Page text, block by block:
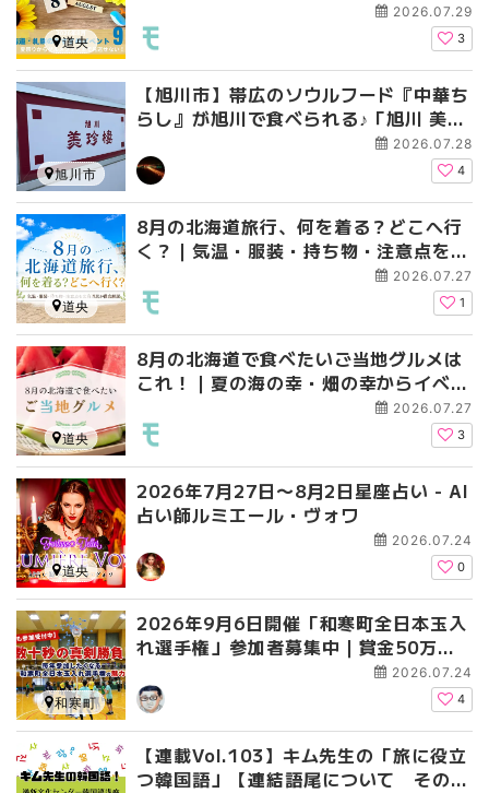
2026.07.29
3
道央
【旭川市】帯広のソウルフード『中華ち
らし』が旭川で食べられる♪「旭川 美珍
2026.07.28
4
旭川市
8月の北海道旅行、何を着る？どこへ行
く？｜気温・服装・持ち物・注意点を北
2026.07.27
1
道央
8月の北海道で食べたいご当地グルメは
これ！｜夏の海の幸・畑の幸からイベン
2026.07.27
3
道央
2026年7月27日〜8月2日星座占い - AI
占い師ルミエール・ヴォワ
2026.07.24
0
道央
2026年9月6日開催「和寒町全日本玉入
れ選手権」参加者募集中｜賞金50万円
がかかったAJTAの魅力とは
2026.07.24
4
和寒町
【連載Vol.103】キム先生の「旅に役立
つ韓国語」【連結語尾について その